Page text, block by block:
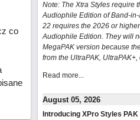
co
Note: The Xtra Styles require
Audiophile Edition of Band-
22 requires the 2026 or
Audiophile Edition. They will
MegaPAK version because
from the UltraPAK,
Read more...
August 05, 2026
Introducing XPro Styles